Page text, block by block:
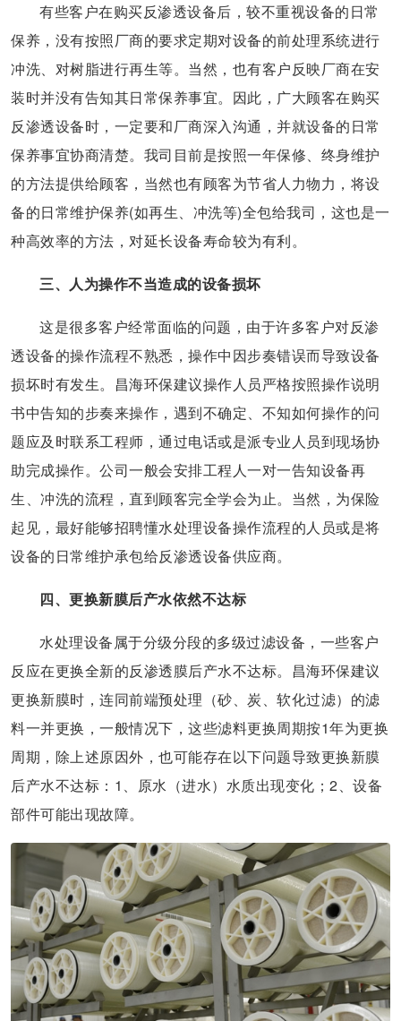
有些客户在购买反渗透设备后，较不重视设备的日常
保养，没有按照厂商的要求定期对设备的前处理系统进行
冲洗、对树脂进行再生等。当然，也有客户反映厂商在安
装时并没有告知其日常保养事宜。因此，广大顾客在购买
反渗透设备时，一定要和厂商深入沟通，并就设备的日常
保养事宜协商清楚。我司目前是按照一年保修、终身维护
的方法提供给顾客，当然也有顾客为节省人力物力，将设
备的日常维护保养(如再生、冲洗等)全包给我司，这也是一
种高效率的方法，对延长设备寿命较为有利。
三、人为操作不当造成的设备损坏
这是很多客户经常面临的问题，由于许多客户对反渗
透设备的操作流程不熟悉，操作中因步奏错误而导致设备
损坏时有发生。昌海环保建议操作人员严格按照操作说明
书中告知的步奏来操作，遇到不确定、不知如何操作的问
题应及时联系工程师，通过电话或是派专业人员到现场协
助完成操作。公司一般会安排工程人一对一告知设备再
生、冲洗的流程，直到顾客完全学会为止。当然，为保险
起见，最好能够招聘懂水处理设备操作流程的人员或是将
设备的日常维护承包给反渗透设备供应商。
四、更换新膜后产水依然不达标
水处理设备属于分级分段的多级过滤设备，一些客户
反应在更换全新的反渗透膜后产水不达标。昌海环保建议
更换新膜时，连同前端预处理（砂、炭、软化过滤）的滤
料一并更换，一般情况下，这些滤料更换周期按1年为更换
周期，除上述原因外，也可能存在以下问题导致更换新膜
后产水不达标：1、原水（进水）水质出现变化；2、设备
部件可能出现故障。